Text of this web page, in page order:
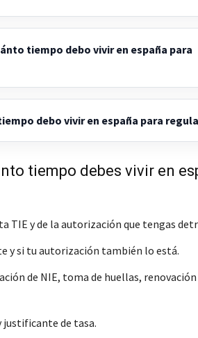
tiempo debo vivir en españa para
debo vivir en españa para
tiempo debes vivir en
TIE y de la autorización que tengas
y si tu autorización también lo está.
de NIE, toma de huellas, renovación
justificante de tasa.